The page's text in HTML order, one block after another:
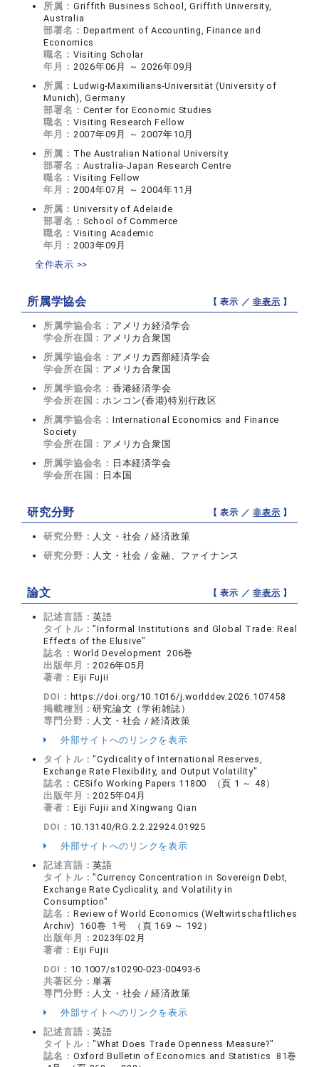
所属： Griffith Business School, Griffith University,
Australia
部署名： Department of Accounting, Finance and
Economics
職名： Visiting Scholar
年月： 2026年06月 ～ 2026年09月
所属： Ludwig-Maximilians-Universität (University of
Munich), Germany
部署名： Center for Economic Studies
職名： Visiting Research Fellow
年月： 2007年09月 ～ 2007年10月
所属： The Australian National University
部署名： Australia-Japan Research Centre
職名： Visiting Fellow
年月： 2004年07月 ～ 2004年11月
所属： University of Adelaide
部署名： School of Commerce
職名： Visiting Academic
年月： 2003年09月
全件表示 >>
所属学協会 【 表示 ／非表示 】
所属学協会名： アメリカ経済学会
学会所在国： アメリカ合衆国
所属学協会名： アメリカ西部経済学会
学会所在国： アメリカ合衆国
所属学協会名： 香港経済学会
学会所在国：ホンコン(香港)特別行政区
所属学協会名： International Economics and Finance
Society
学会所在国： アメリカ合衆国
所属学協会名： 日本経済学会
学会所在国： 日本国
研究分野 【 表示 ／非表示 】
研究分野： 人文・社会 / 経済政策
研究分野： 人文・社会 / 金融、ファイナンス
論文 【 表示 ／非表示 】
記述言語：英語
タイトル："Informal Institutions and Global Trade: Real
Effects of the Elusive"
誌名： World Development 206巻
出版年月：2026年05月
著者： Eiji Fujii
DOI： https://doi.org/10.1016/j.worlddev.2026.107458
掲載種別：研究論文（学術雑誌）
専門分野： 人文・社会 / 経済政策
外部サイトへのリンクを表示
タイトル："Cyclicality of International Reserves,
Exchange Rate Flexibility, and Output Volatility"
誌名： CESifo Working Papers 11800 （頁 1 ～ 48）
出版年月：2025年04月
著者： Eiji Fujii and Xingwang Qian
DOI： 10.13140/RG.2.2.22924.01925
外部サイトへのリンクを表示
記述言語：英語
タイトル："Currency Concentration in Sovereign Debt,
Exchange Rate Cyclicality, and Volatility in
Consumption"
誌名： Review of World Economics (Weltwirtschaftliches
Archiv) 160巻 1号 （頁 169 ～ 192）
出版年月：2023年02月
著者： Eiji Fujii
DOI： 10.1007/s10290-023-00493-6
共著区分：単著
専門分野： 人文・社会 / 経済政策
外部サイトへのリンクを表示
記述言語：英語
タイトル："What Does Trade Openness Measure?"
誌名： Oxford Bulletin of Economics and Statistics 81巻